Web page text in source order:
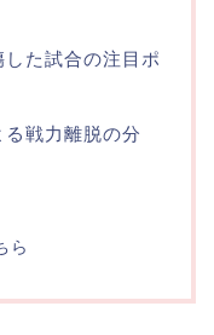
た試合の注目ポ
戦力離脱の分
ら